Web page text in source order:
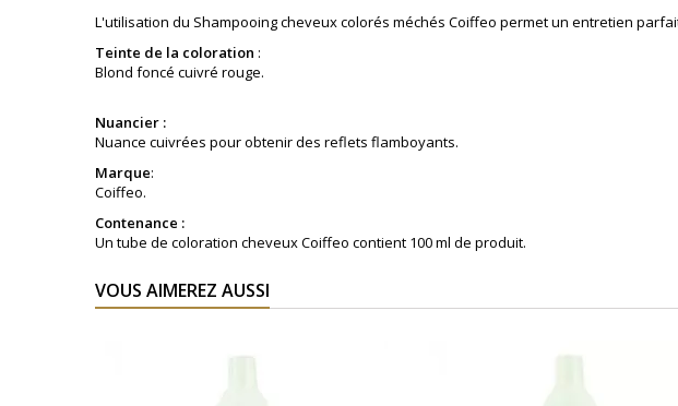
L'utilisation du Shampooing cheveux colorés méchés Coiffeo permet un entretien
Teinte de la coloration :
Blond foncé cuivré rouge.
Nuancier :
Nuance cuivrées pour obtenir des reflets flamboyants.
Marque:
Coiffeo.
Contenance :
Un tube de coloration cheveux Coiffeo contient 100 ml de produit.
VOUS AIMEREZ AUSSI